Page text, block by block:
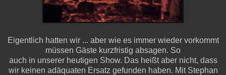
Eigentlich hatten wir ... aber wie es immer wieder vorkommt
müssen Gäste kurzfristig absagen. So
auch in unserer heutigen Show. Das heißt aber nicht, dass
wir keinen adäquaten Ersatz gefunden haben. Mit Stephan